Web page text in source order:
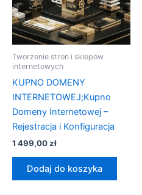
Tworzenie stron i sklepów
internetowych
KUPNO DOMENY
INTERNETOWEJ;Kupno
Domeny Internetowej –
Rejestracja i Konfiguracja
1 499,00zł
Dodaj do koszyka